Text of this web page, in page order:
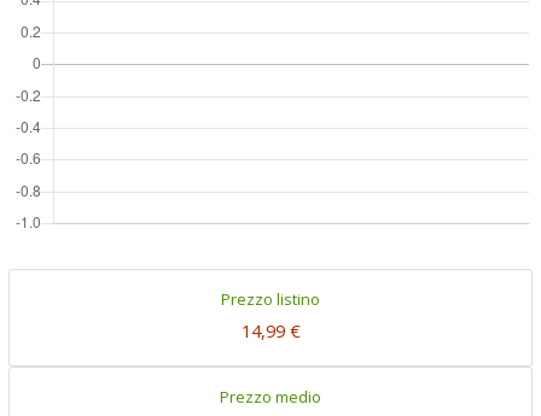
Prezzo listino
14,99 €
Prezzo medio